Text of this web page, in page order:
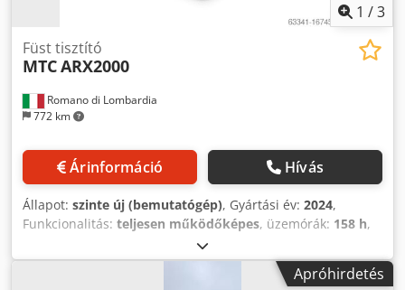
1 /3
Romano di Lombardia
772 km
Füst tisztító
MTCARX2000
Árinformáció Hívás
Állapot: szinte új (bemutatógép), Gyártási év: 2024,
Funkcionalitás: teljesen működőképes, üzemórák: 158 h,
dokumentáció / kézikönyv
szűrőtisztító - HASZNÁLT - 157 ÓRA ÉS 58 PERC Az Arx-2000
légkezelő rendszer egy légtisztító szűrő Co2 lézer géphez;
Apróhirdetés